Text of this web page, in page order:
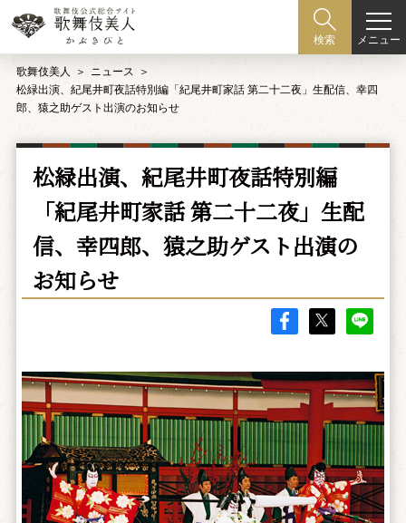
検索 メニュー
歌舞伎美人
ニュース
松緑出演、紀尾井町夜話特別編「紀尾井町家話 第二十二夜」生配信、幸四
郎、猿之助ゲスト出演のお知らせ
松緑出演、紀尾井町夜話特別編
「紀尾井町家話 第二十二夜」生配
信、幸四郎、猿之助ゲスト出演の
お知らせ